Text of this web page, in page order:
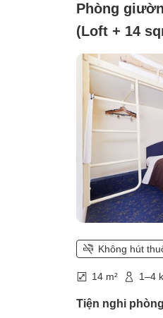
Phòng
(Loft + 14
Không hút
14 m² 1–4
Tiện nghi phòng